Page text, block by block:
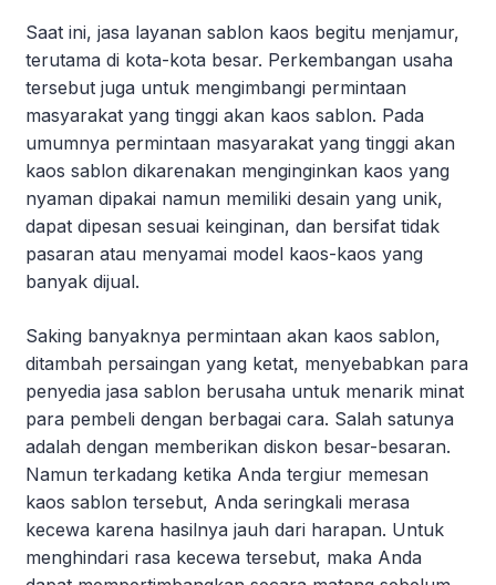
Saat ini, jasa layanan sablon kaos begitu menjamur,
terutama di kota-kota besar. Perkembangan usaha
tersebut juga untuk mengimbangi permintaan
masyarakat yang tinggi akan kaos sablon. Pada
umumnya permintaan masyarakat yang tinggi akan
kaos sablon dikarenakan menginginkan kaos yang
nyaman dipakai namun memiliki desain yang unik,
dapat dipesan sesuai keinginan, dan bersifat tidak
pasaran atau menyamai model kaos-kaos yang
banyak dijual.
Saking banyaknya permintaan akan kaos sablon,
ditambah persaingan yang ketat, menyebabkan para
penyedia jasa sablon berusaha untuk menarik minat
para pembeli dengan berbagai cara. Salah satunya
adalah dengan memberikan diskon besar-besaran.
Namun terkadang ketika Anda tergiur memesan
kaos sablon tersebut, Anda seringkali merasa
kecewa karena hasilnya jauh dari harapan. Untuk
menghindari rasa kecewa tersebut, maka Anda